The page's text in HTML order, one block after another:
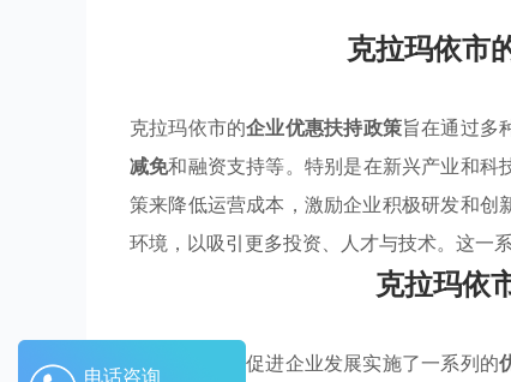
克拉玛依市
克拉玛依市的企业优惠扶持政策旨在通过多
减免和融资支持等。特别是在新兴产业和科
策来降低运营成本，激励企业积极研发和
环境，以吸引更多投资、人才与技术。这一
克拉玛依
克拉玛依市为促进企业发展实施了一系列的
电话咨询